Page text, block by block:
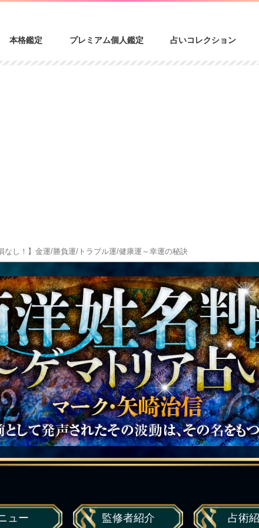
本格鑑定 プレミアム個人鑑定 占いコレクション
なし！】金運/勝負運/トラブル運/健康運～幸運の秘訣
ュー 監修者紹介 占術